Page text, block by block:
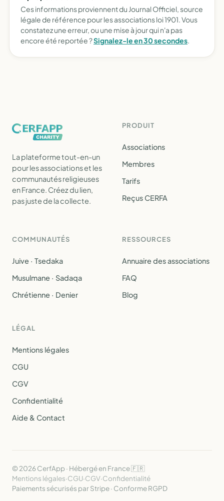
Ces informations proviennent du Journal Officiel, source
légale de référence pour les associations loi 1901. Vous
constatez une erreur, ou une mise à jour qui n'a pas
encore été reportée ?Signalez-le en 30 secondes.
La plateforme tout-en-un
pour les associations et les
communautés religieuses
en France. Créez du lien,
pas juste de la collecte.
PRODUIT
Associations
Membres
Tarifs
Reçus CERFA
COMMUNAUTÉS
Juive · Tsedaka
Musulmane · Sadaqa
Chrétienne · Denier
RESSOURCES
Annuaire des associations
FAQ
Blog
LÉGAL
Mentions légales
CGU
CGV
Confidentialité
Aide & Contact
© 2026 CerfApp · Hébergé en France 🇫🇷
Mentions légales·CGU·CGV·Confidentialité
Paiements sécurisés par Stripe · Conforme RGPD